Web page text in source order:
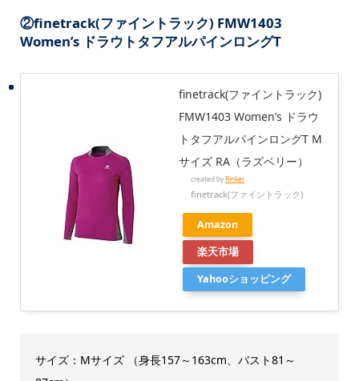
②finetrack(ファイントラック) FMW1403
Women’s ドラウトタフアルパインロングT
finetrack(ファイントラック)
FMW1403 Women’s ドラウ
トタフアルパインロングT M
サイズ RA（ラズベリー）
created byRinker
finetrack(ファイントラック)
Amazon
楽天市場
Yahooショッピング
サイズ：Mサイズ （身長157～163cm、バスト81～